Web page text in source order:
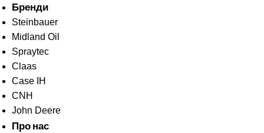
Бренди
Steinbauer
Midland Oil
Spraytec
Claas
Case IH
CNH
John Deere
Про нас